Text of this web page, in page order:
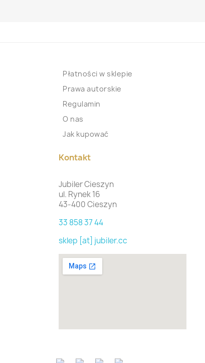
Płatności w sklepie
Prawa autorskie
Regulamin
O nas
Jak kupować
Kontakt
Jubiler Cieszyn
ul. Rynek 16
43-400 Cieszyn
33 858 37 44
sklep [at] jubiler.cc